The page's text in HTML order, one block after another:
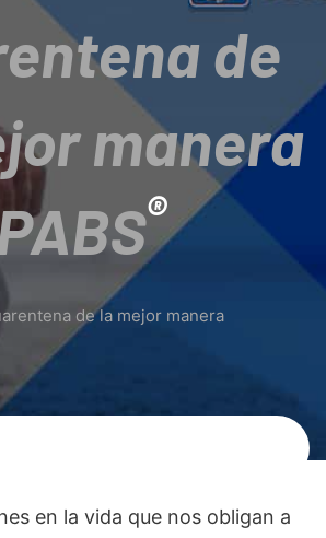
de
manera
®
de la mejor manera
en la vida que nos obligan a